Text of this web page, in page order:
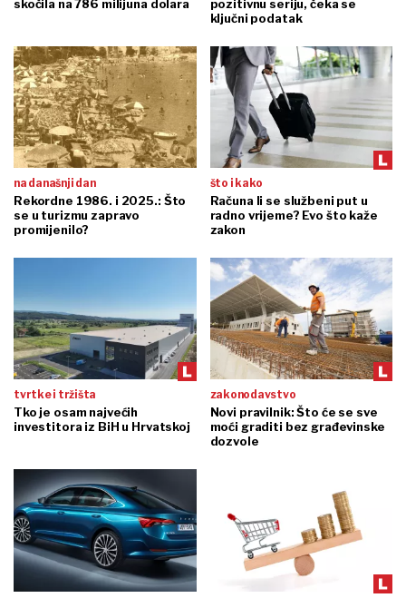
skočila na 786 milijuna dolara
pozitivnu seriju, čeka se
ključni podatak
na današnji dan
Rekordne 1986. i 2025.: Što
se u turizmu zapravo
promijenilo?
što i kako
Računa li se službeni put u
radno vrijeme? Evo što kaže
zakon
tvrtke i tržišta
Tko je osam najvećih
investitora iz BiH u Hrvatskoj
zakonodavstvo
Novi pravilnik: Što će se sve
moći graditi bez građevinske
dozvole